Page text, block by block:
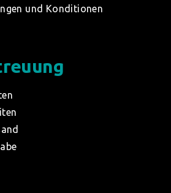
und Konditionen